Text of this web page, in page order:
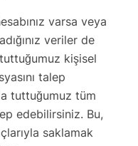
varsa veya
veriler de
kişisel
talep
tuttuğumuz tüm
edebilirsiniz. Bu,
saklamak